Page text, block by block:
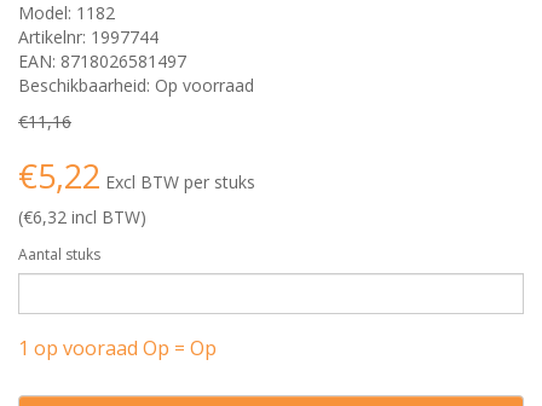
Model: 1182
Artikelnr: 1997744
EAN: 8718026581497
Beschikbaarheid: Op voorraad
€11,16
€5,22 Excl BTW per stuks
(€6,32 incl BTW)
Aantal stuks
1 op vooraad Op = Op